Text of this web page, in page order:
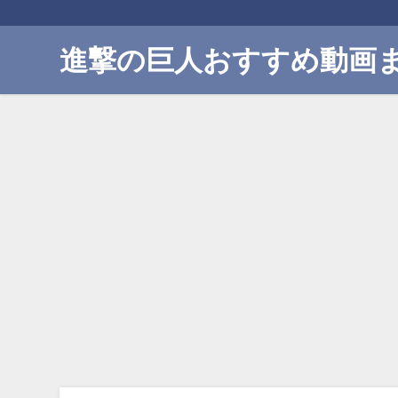
進撃の巨人おすすめ動画